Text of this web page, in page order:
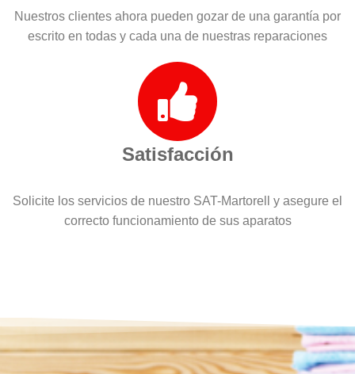
Nuestros clientes ahora pueden gozar de una garantía por
escrito en todas y cada una de nuestras reparaciones
Satisfacción
Solicite los servicios de nuestro SAT-Martorell y asegure el
correcto funcionamiento de sus aparatos